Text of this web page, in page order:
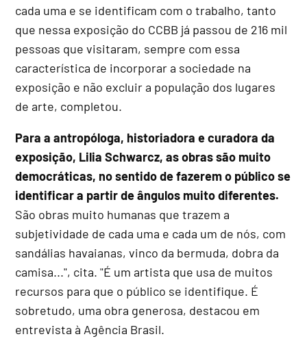
cada uma e se identificam com o trabalho, tanto
que nessa exposição do CCBB já passou de 216 mil
pessoas que visitaram, sempre com essa
característica de incorporar a sociedade na
exposição e não excluir a população dos lugares
de arte, completou.
Para a antropóloga, historiadora e curadora da
exposição, Lilia Schwarcz, as obras são muito
democráticas, no sentido de fazerem o público se
identificar a partir de ângulos muito diferentes.
São obras muito humanas que trazem a
subjetividade de cada uma e cada um de nós, com
sandálias havaianas, vinco da bermuda, dobra da
camisa...", cita. "É um artista que usa de muitos
recursos para que o público se identifique. É
sobretudo, uma obra generosa, destacou em
entrevista à Agência Brasil.